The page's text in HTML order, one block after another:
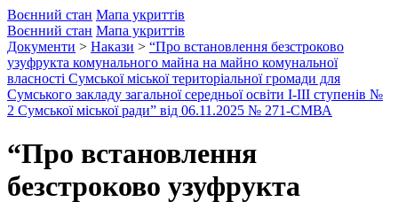
Воєнний стан Мапа укриттів
Воєнний стан Мапа укриттів
Документи > Накази > “Про встановлення безстроково
узуфрукта комунального майна на майно комунальної
власності Сумської міської територіальної громади для
Сумського закладу загальної середньої освіти І-ІІІ ступенів №
2 Сумської міської ради” від 06.11.2025 № 271-СМВА
“Про встановлення
безстроково узуфрукта